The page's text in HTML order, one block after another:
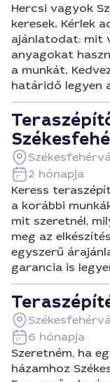
Hercsi vagyok
keresek. Kérlek
ajánlatodat: mit
anyagokat
a munkát.
határidő legyen
2 hónapja
Keress
a korábbi
mit szeretnél,
meg az
egyszerű
garancia is
6 hónapja
Szeretném, ha
házamhoz